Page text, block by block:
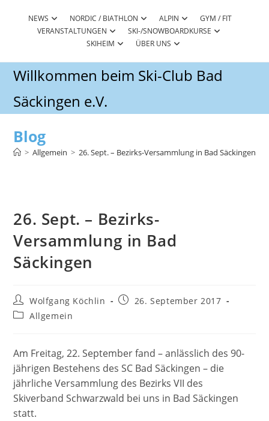
NEWS NORDIC / BIATHLON ALPIN
GYM / FIT
VERANSTALTUNGEN
SKI-/SNOWBOARDKURSE
SKIHEIM
ÜBER UNS
Willkommen beim Ski-Club Bad
Säckingen e.V.
Blog
> Allgemein > 26. Sept. – Bezirks-Versammlung in Bad Säckingen
26. Sept. – Bezirks-
Versammlung in Bad
Säckingen
Beitrags-
Autor:
Wolfgang Köchlin
Beitrag26. September 2017
Beitrags-
Allgemein
Am Freitag, 22. September fand – anlässlich des 90-
jährigen Bestehens des SC Bad Säckingen – die
jährliche Versammlung des Bezirks VII des
Skiverband Schwarzwald bei uns in Bad Säckingen
statt.